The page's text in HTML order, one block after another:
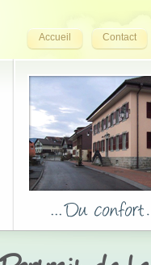
Accueil Contact